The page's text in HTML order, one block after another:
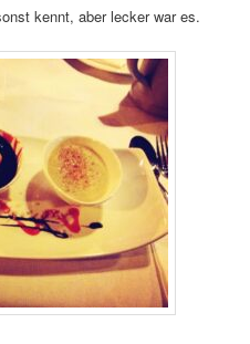
kennt, aber lecker war es.